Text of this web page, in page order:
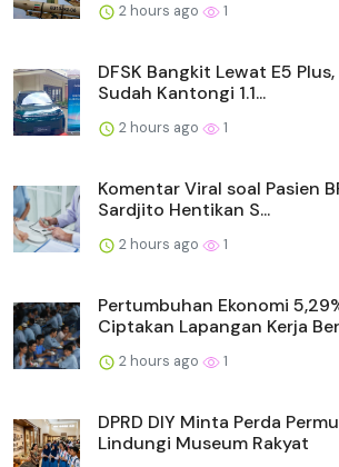
2 hours ago 1
DFSK Bangkit Lewat E5 Plus,
Sudah Kantongi 1.1...
2 hours ago 1
Komentar Viral soal Pasien
Sardjito Hentikan S...
2 hours ago 1
Pertumbuhan Ekonomi
Ciptakan Lapangan Kerja
2 hours ago 1
DPRD DIY Minta Perda
Lindungi Museum Rakyat